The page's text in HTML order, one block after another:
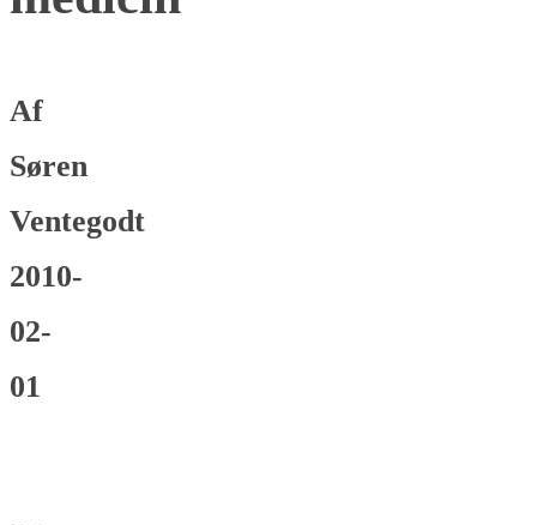
Af
Søren
Ventegodt
2010-
02-
01